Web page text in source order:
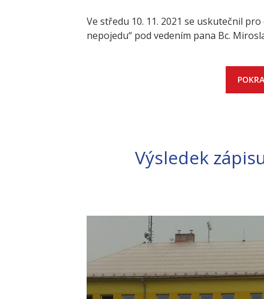
Ve středu 10. 11. 2021 se uskutečnil
nepojedu“ pod vedením pana Bc.
Výsledek